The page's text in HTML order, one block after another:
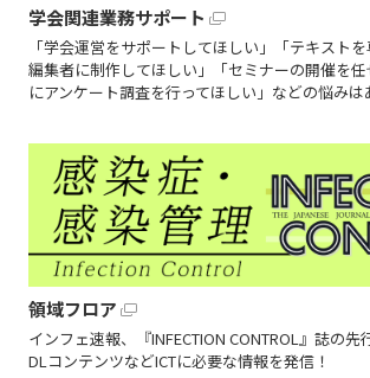
学会関連業務サポート
「学会運営をサポートしてほしい」「テキスト
編集者に制作してほしい」「セミナーの開催を
にアンケート調査を行ってほしい」などの悩みは
領域フロア
インフェ速報、『INFECTION CONTROL』誌の先
DLコンテンツなどICTに必要な情報を発信！